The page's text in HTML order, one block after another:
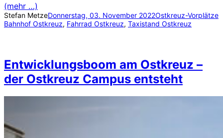
(mehr …)
Stefan MetzeDonnerstag, 03. November 2022Ostkreuz-Vorplätze
Bahnhof Ostkreuz, Fahrrad Ostkreuz, Taxistand Ostkreuz
Entwicklungsboom am Ostkreuz –
der Ostkreuz Campus entsteht